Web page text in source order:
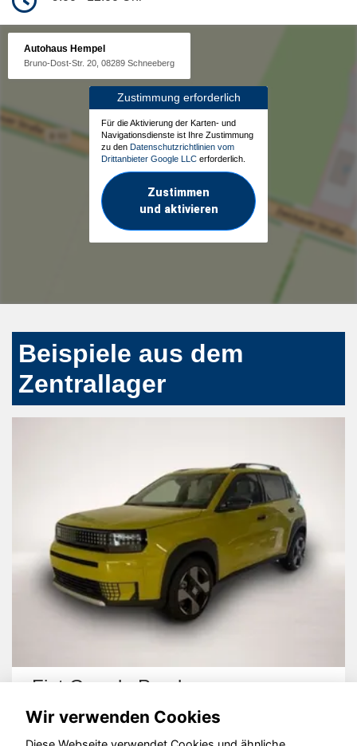
Autohaus Hempel
Bruno-Dost-Str. 20, 08289 Schneeberg
Zustimmung erforderlich
Für die Aktivierung der Karten- und
Navigationsdienste ist Ihre Zustimmung
zu den Datenschutzrichtlinien vom
Drittanbieter Google LLC erforderlich.
Zustimmen
und aktivieren
Beispiele aus dem
Zentrallager
Panda Volkswagen
Wir verwenden Cookies